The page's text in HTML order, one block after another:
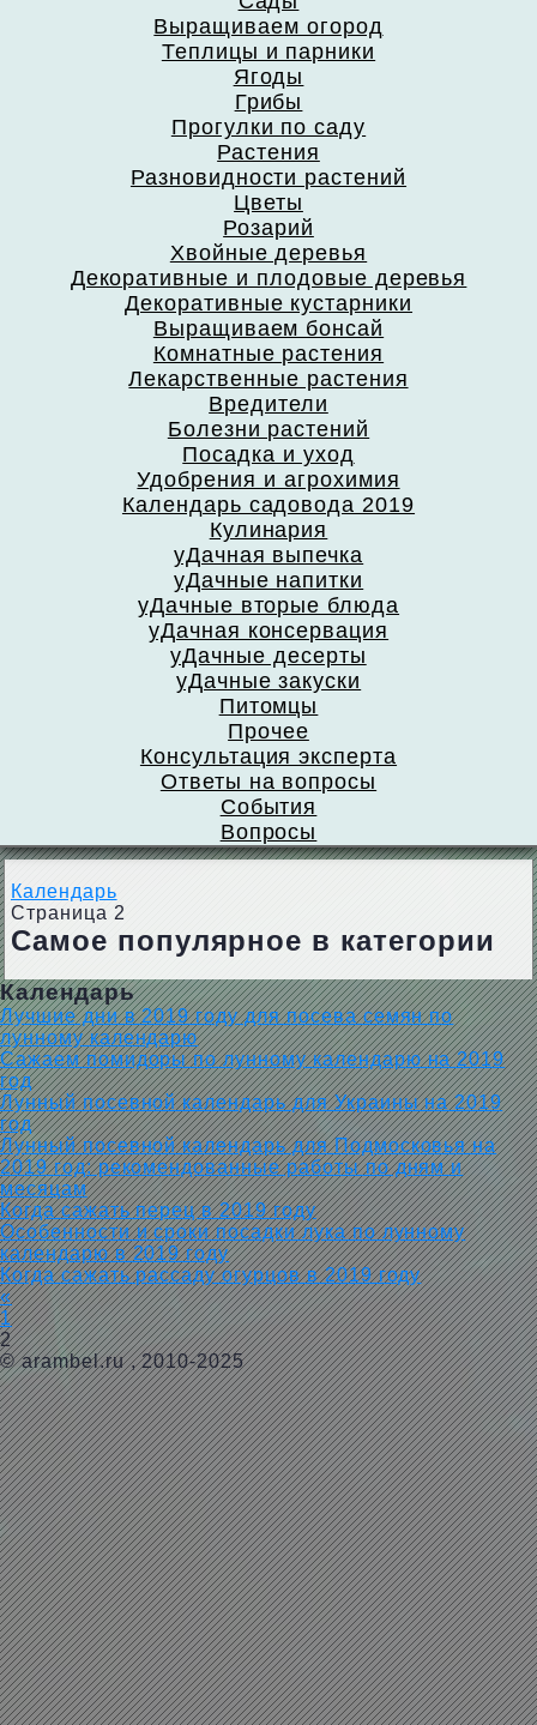
Выращиваем огород
Теплицы и парники
Ягоды
Грибы
Прогулки по саду
Растения
Разновидности растений
Цветы
Розарий
Хвойные деревья
Декоративные и плодовые деревья
Декоративные кустарники
Выращиваем бонсай
Комнатные растения
Лекарственные растения
Вредители
Болезни растений
Посадка и уход
Удобрения и агрохимия
Календарь садовода 2019
Кулинария
уДачная выпечка
уДачные напитки
уДачные вторые блюда
уДачная консервация
уДачные десерты
уДачные закуски
Питомцы
Прочее
Консультация эксперта
Ответы на вопросы
События
Вопросы
Календарь
Страница 2
Самое популярное в категории
Календарь
Лучшие дни в 2019 году для посева семян по
лунному календарю
Сажаем помидоры по лунному календарю на 2019
год
Лунный посевной календарь для Украины на 2019
год
Лунный посевной календарь для Подмосковья на
2019 год: рекомендованные работы по дням и
месяцам
Когда сажать перец в 2019 году
Особенности и сроки посадки лука по лунному
календарю в 2019 году
Когда сажать рассаду огурцов в 2019 году
«
1
2
© arambel.ru, 2010-2025